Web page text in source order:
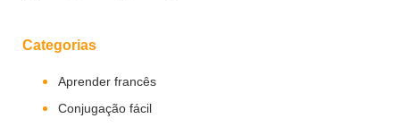
Categorias
Aprender francês
Conjugação fácil